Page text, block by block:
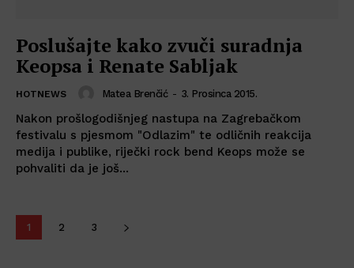
Poslušajte kako zvuči suradnja
Keopsa i Renate Sabljak
HOTNEWS Matea Brenčić - 3. Prosinca 2015.
Nakon prošlogodišnjeg nastupa na Zagrebačkom
festivalu s pjesmom "Odlazim" te odličnih reakcija
medija i publike, riječki rock bend Keops može se
pohvaliti da je još...
1 2 3